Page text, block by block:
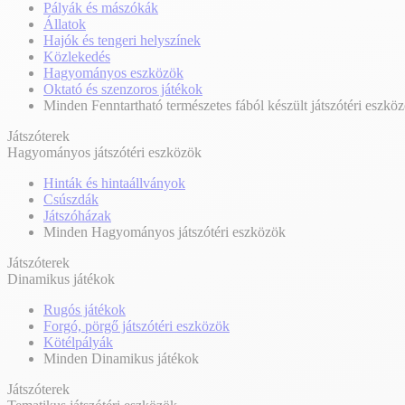
Pályák és mászókák
Állatok
Hajók és tengeri helyszínek
Közlekedés
Hagyományos eszközök
Oktató és szenzoros játékok
Minden Fenntartható természetes fából készült játszótéri
Játszóterek
Hagyományos játszótéri eszközök
Hinták és hintaállványok
Csúszdák
Játszóházak
Minden Hagyományos játszótéri eszközök
Játszóterek
Dinamikus játékok
Rugós játékok
Forgó, pörgő játszótéri eszközök
Kötélpályák
Minden Dinamikus játékok
Játszóterek